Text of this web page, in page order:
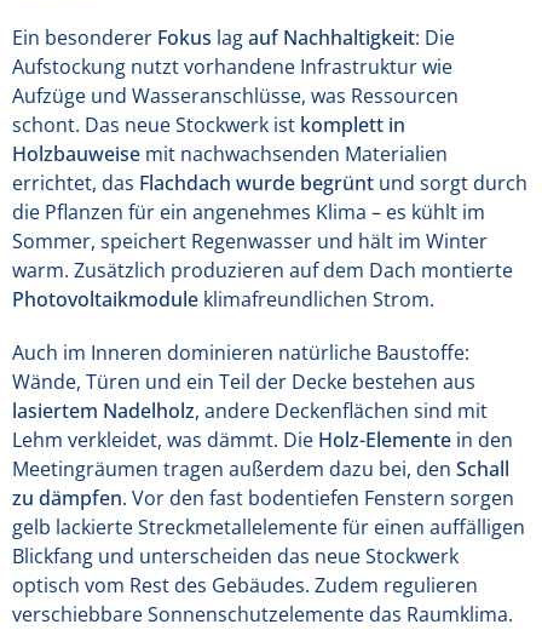
Ein besonderer Fokus lagauf Nachhaltigkeit: Die
Aufstockung nutzt vorhandene Infrastruktur wie
Aufzüge und Wasseranschlüsse, was Ressourcen
schont. Das neue Stockwerk ist komplett in
Holzbauweise mit nachwachsenden Materialien
errichtet, das Flachdach wurde begrünt und sorgt durch
die Pflanzen für ein angenehmes Klima – es kühlt im
Sommer, speichert Regenwasser und hält im Winter
warm. Zusätzlich produzieren auf dem Dach montierte
Photovoltaikmodule klimafreundlichen Strom.
Auch im Inneren dominieren natürliche Baustoffe:
Wände, Türen und ein Teil der Decke bestehen aus
lasiertem Nadelholz, andere Deckenflächen sind mit
Lehm verkleidet, was dämmt. Die Holz-Elemente in den
Meetingräumen tragen außerdem dazu bei, den Schall
zu dämpfen. Vor den fast bodentiefen Fenstern sorgen
gelb lackierte Streckmetallelemente für einen auffälligen
Blickfang und unterscheiden das neue Stockwerk
optisch vom Rest des Gebäudes. Zudem regulieren
verschiebbare Sonnenschutzelemente das Raumklima.